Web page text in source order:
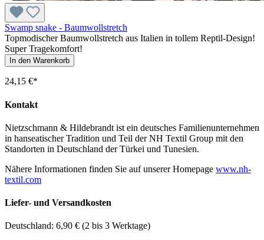
Swamp snake - Baumwollstretch
Topmodischer Baumwollstretch aus Italien in tollem Reptil-Design!
Super Tragekomfort!
In den Warenkorb
24,15 €*
Kontakt
Nietzschmann & Hildebrandt ist ein deutsches Familienunternehmen
in hanseatischer Tradition und Teil der NH Textil Group mit den
Standorten in Deutschland der Türkei und Tunesien.
Nähere Informationen finden Sie auf unserer Homepage www.nh-
textil.com
Liefer- und Versandkosten
Deutschland: 6,90 € (2 bis 3 Werktage)